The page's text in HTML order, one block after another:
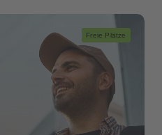
Freie Plätze